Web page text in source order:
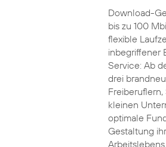
Download-
bis zu 100
flexible
inbegriffener
Service: Ab
drei
kleinen
optimale
Gestaltung